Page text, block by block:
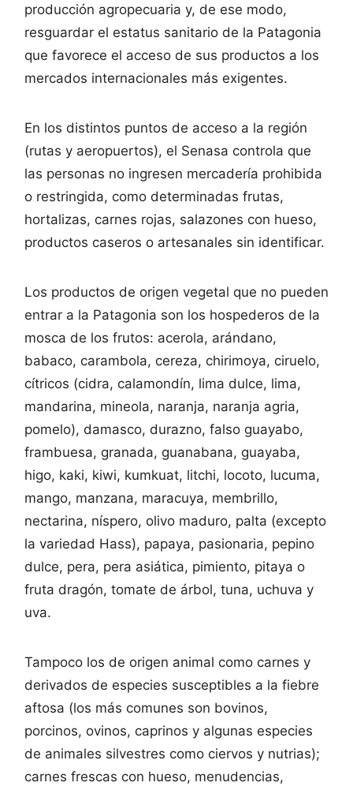
producción agropecuaria y, de ese modo,
resguardar el estatus sanitario de la Patagonia
que favorece el acceso de sus productos a los
mercados internacionales más exigentes.
En los distintos puntos de acceso a la región
(rutas y aeropuertos), el Senasa controla que
las personas no ingresen mercadería prohibida
o restringida, como determinadas frutas,
hortalizas, carnes rojas, salazones con hueso,
productos caseros o artesanales sin identificar.
Los productos de origen vegetal que no pueden
entrar a la Patagonia son los hospederos de la
mosca de los frutos: acerola, arándano,
babaco, carambola, cereza, chirimoya, ciruelo,
cítricos (cidra, calamondín, lima dulce, lima,
mandarina, mineola, naranja, naranja agria,
pomelo), damasco, durazno, falso guayabo,
frambuesa, granada, guanabana, guayaba,
higo, kaki, kiwi, kumkuat, litchi, locoto, lucuma,
mango, manzana, maracuya, membrillo,
nectarina, níspero, olivo maduro, palta (excepto
la variedad Hass), papaya, pasionaria, pepino
dulce, pera, pera asiática, pimiento, pitaya o
fruta dragón, tomate de árbol, tuna, uchuva y
uva.
Tampoco los de origen animal como carnes y
derivados de especies susceptibles a la fiebre
aftosa (los más comunes son bovinos,
porcinos, ovinos, caprinos y algunas especies
de animales silvestres como ciervos y nutrias);
carnes frescas con hueso, menudencias,